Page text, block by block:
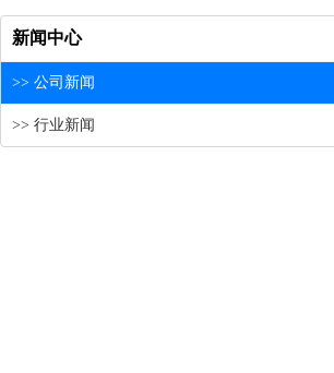
新闻中心
>> 公司新闻
>> 行业新闻